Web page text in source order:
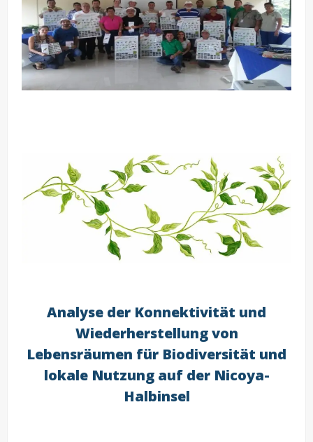
Analyse der Konnektivität und
Wiederherstellung von
Lebensräumen für Biodiversität und
lokale Nutzung auf der Nicoya-
Halbinsel